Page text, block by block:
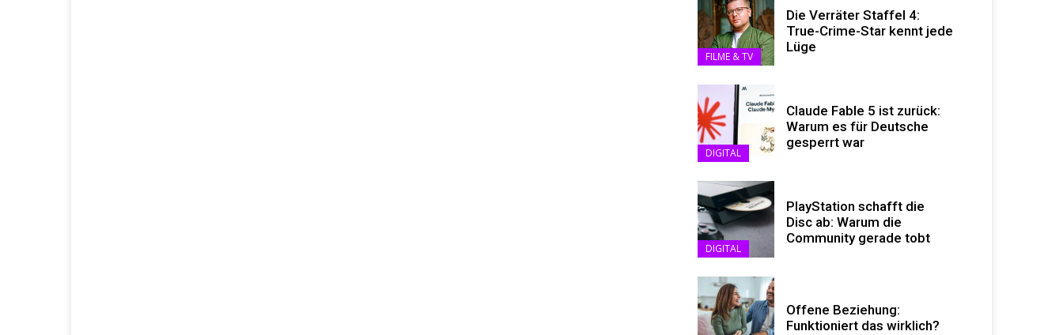
FILME & TV
Die Verräter Staffel 4:
True-Crime-Star kennt jede
Lüge
DIGITAL
Claude Fable 5 ist zurück:
Warum es für Deutsche
gesperrt war
DIGITAL
PlayStation schafft die
Disc ab: Warum die
Community gerade tobt
Offene Beziehung:
Funktioniert das wirklich?